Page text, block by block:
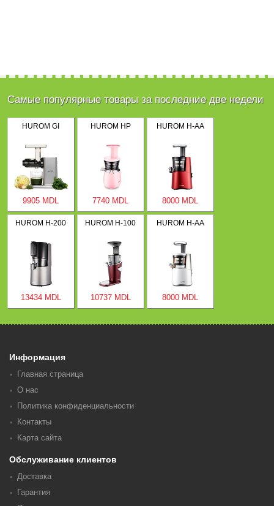
Самые популярные товары за последние две недели
HUROM GI
9905 MDL
HUROM HP
7740 MDL
HUROM H-AA
8000 MDL
HUROM H-200
13434 MDL
HUROM H-100
10737 MDL
HUROM H-AA
8000 MDL
Информация
Главная страница
О нас
Политика конфиденциальности
Контакты
Карта сайта
Обслуживание клиентов
Доставка
Гарантия